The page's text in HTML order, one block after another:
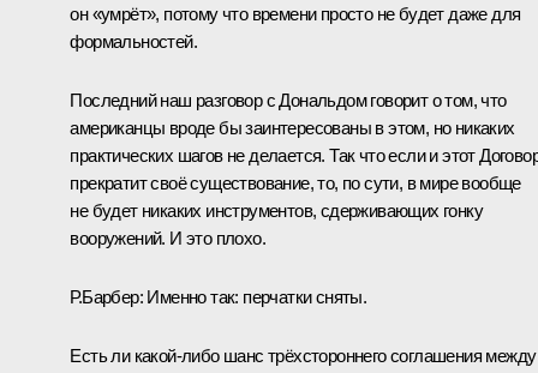
он «умрёт», потому что времени просто не будет даже для
формальностей.
Последний наш разговор с Дональдом говорит о том, что
американцы вроде бы заинтересованы в этом, но никаких
практических шагов не делается. Так что если и этот
прекратит своё существование, то, по сути, в мире вообще
не будет никаких инструментов, сдерживающих гонку
вооружений. И это плохо.
Р.Барбер: Именно так: перчатки сняты.
Есть ли какой‑либо шанс трёхстороннего соглашения между